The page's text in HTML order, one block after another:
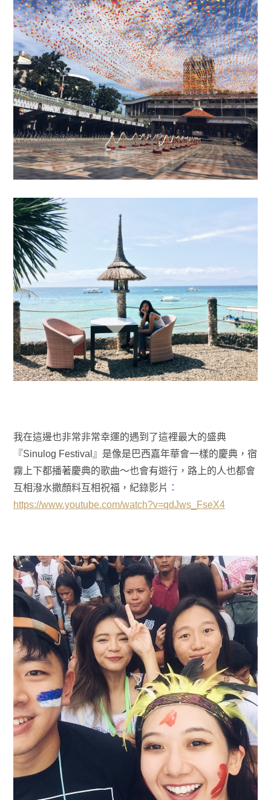
我在這邊也非常非常幸運的遇到了這裡最大的盛典
『Sinulog Festival』是像是巴西嘉年華會一樣的慶典，宿
霧上下都播著慶典的歌曲～也會有遊行，路上的人也都會
互相潑水撒顏料互相祝福，紀錄影片 ：
https://www.youtube.com/watch?v=qdJws_FseX4